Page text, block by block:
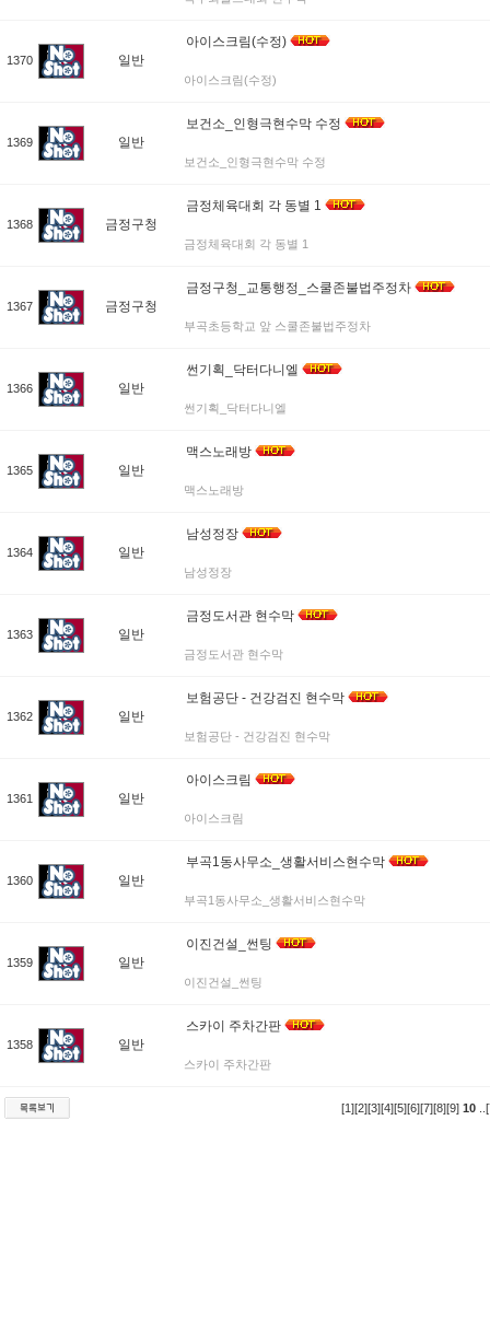
1370 일반
아이스크림(수정)
아이스크림(수정)
1369 일반
보건소_인형극현수막 수정
보건소_인형극현수막 수정
1368 금정구청
금정체육대회 각 동별 1
금정체육대회 각 동별 1
1367 금정구청
금정구청_교통행정_스쿨존불법주정차
부곡초등학교 앞 스쿨존불법주정차
1366 일반
썬기획_닥터다니엘
썬기획_닥터다니엘
1365 일반
맥스노래방
맥스노래방
1364 일반
남성정장
남성정장
1363 일반
금정도서관 현수막
금정도서관 현수막
1362 일반
보험공단 - 건강검진 현수막
보험공단 - 건강검진 현수막
1361 일반
아이스크림
아이스크림
1360 일반
부곡1동사무소_생활서비스현수막
부곡1동사무소_생활서비스현수막
1359 일반
이진건설_썬팅
이진건설_썬팅
1358 일반
스카이 주차간판
스카이 주차간판
[1][2][3][4][5][6][7][8][9] 10